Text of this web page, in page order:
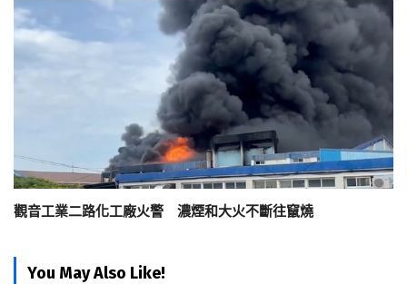
觀音工業二路化工廠火警 濃煙和大火不斷往竄燒
You May Also Like!